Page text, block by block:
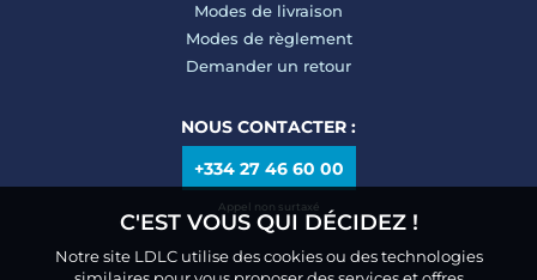
Modes de livraison
Modes de règlement
Demander un retour
NOUS CONTACTER :
+334 27 46 60 00
Appel non surtaxé
C'EST VOUS QUI DÉCIDEZ !
Notre site LDLC utilise des cookies ou des technologies